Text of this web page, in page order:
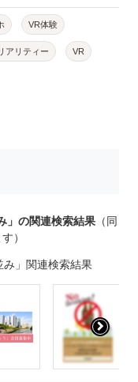
VR体験
アリティー VR
」の関連検索結果 （同
）
み」関連検索結果